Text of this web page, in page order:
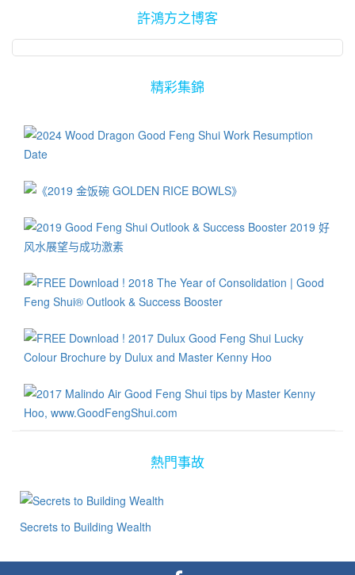
肖的潜在吉凶运势之影响里，也可以当做是命运管理之道所纳入的
析，2019年的流年运程里，属马、鼠、虎、龙与猴的人将是比较大
上有贵人助力，将无往不利，全年工商获利、名成利就，喜事重
有正面气势的人，他们也被预测在2019年里，将是比较顺心顺意的
一群人，可喜可贺！尤其是生肖属马、鼠与猴的人，在目前阶段里
则的论点，当信心满满地憧憬未来时，当然是容易心想事成！其实
法，而且是非常针对性以及带有功能性的，因此也能帮助达到“三赢”
的良好局面！ 当我们换另一个角度来看，那些生肖属蛇或猪的人，
为将有霉运降临，根据吸引力法则的论点，难保厄运不来！因此相
关生肖的人们，必须马上摒除此类负面思维！ 有谓“要改运、先改
于操心或担忧，重要的是要常保信心，明确知道在自己所从事的工
作或学业上必须具备的功夫。在此段期间，必须加倍充实自身的知
帮助全年里样样皆平安顺利！ 在2019年里比较带有挑战性的月份是
在阳历的2月、8月、6月、9月以及12月，在这些月份里大家只要步
书，仍带有激励人心的元素。一些风水命理师傅，在事先大略了解
来年各个生肖的运势时，对好的生肖加以激励话语。那些被推测为
流年不利生肖，当然会加以安慰以及鼓励一番。 当然有者也加入一
些趋吉避凶的风水建议，期望通过好的家居或公司风水摆设，能够
帮助大家化煞为权，把挑战转化为机会并提升人生境界，在2019年
可不妨一试。在此我也恭祝各界圣诞节快乐平安！
“财星” 等吉星，看起来赢面比较高的日子里，穿上能够加强运势颜
色的衣服上赌场厮杀一番。除此，他们也常在身上带着来自五湖四
门出席《第15届世界华商高峰会》，大会结束后与来自台湾宝岛的
门最主要的经济来源即赌场生意，估计全澳门有超过一半的人民是
在赌场或相关行业任职！ 坊间有无数有关赌场的风水传奇故事，数
十年来早已让人津津乐道。比如说建立在澳门南湾畔的新葡京赌
场，其设计外观像个金碧辉煌的大鸟笼或蝙蝠，有人说其风水寓意
是能够吸引并网笼来自各方的赌客，并使到他们的钱财进入赌场后
便难以出去，促使赌场日日赢面满满。 我们也参观了在2016年开幕
营业的永利皇宫（Wynn Palace）赌场，它是一座位于中国特别行
资额达350亿港元！仔细研究其中的风水元素可真不少，然而就好像
其他的赌场般其“风水”设计其实都是带有凶煞之气的，摆明就是要挫
在皇宫前面是一个非常巨大的水池，旅客在水池外乘搭免费的缆
车，在设计美妙、偌大的喷水池上沿着一条大龙的尾，被龙尾扫了
论有多强的气势马上就被灭了，然后才在3、4层楼高的楼层下车。
这简直是先给众人一个“下龙威”后，先灭了霸气后才让众人步入赌
的“破法”功夫，因此赌场的风水设计绝不会有“祥和”或“和谐“的感
狮子或老虎口的样式，赌客来到门前，仿佛马上掉进猛兽的嘴里，
无论赌客当时的气势多么凌厉，看到此风水格局摆设，必定也心中
特，有的像鱼笼与尖齿，也有的是利刀形的利器设计而围成一圈、
許鴻方之博客
精彩集錦
熱門事故
Secrets to Building Wealth